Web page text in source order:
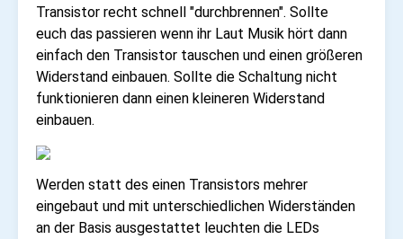
Transistor recht schnell "durchbrennen". Sollte
euch das passieren wenn ihr Laut Musik hört dann
einfach den Transistor tauschen und einen größeren
Widerstand einbauen. Sollte die Schaltung nicht
funktionieren dann einen kleineren Widerstand
einbauen.
Werden statt des einen Transistors mehrer
eingebaut und mit unterschiedlichen Widerständen
an der Basis ausgestattet leuchten die LEDs